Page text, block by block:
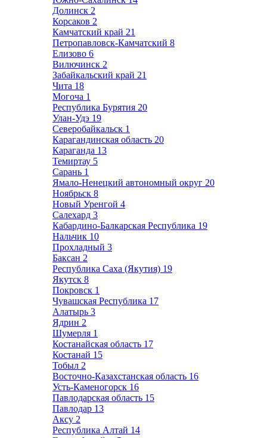
Долинск 2
Корсаков 2
Камчатский край 21
Петропавловск-Камчатский 8
Елизово 6
Вилючинск 2
Забайкальский край 21
Чита 18
Могоча 1
Республика Бурятия 20
Улан-Удэ 19
Северобайкальск 1
Карагандинская область 20
Караганда 13
Темиртау 5
Сарань 1
Ямало-Ненецкий автономный округ 20
Ноябрьск 8
Новый Уренгой 4
Салехард 3
Кабардино-Балкарская Республика 19
Нальчик 10
Прохладный 3
Баксан 2
Республика Саха (Якутия) 19
Якутск 8
Покровск 1
Чувашская Республика 17
Алатырь 3
Ядрин 2
Шумерля 1
Костанайская область 17
Костанай 15
Тобыл 2
Восточно-Казахстанская область 16
Усть-Каменогорск 16
Павлодарская область 15
Павлодар 13
Аксу 2
Республика Алтай 14